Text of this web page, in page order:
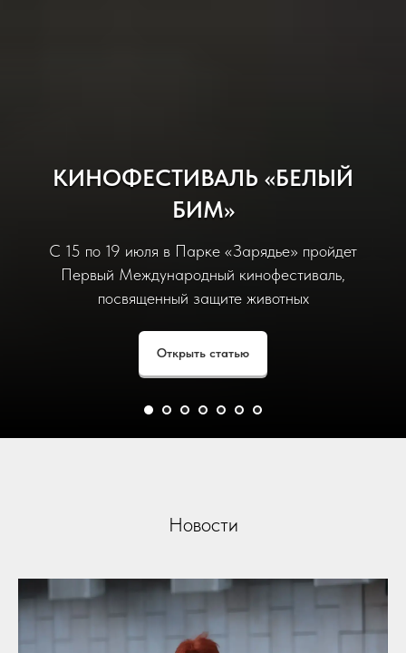
КИНОФЕСТИВАЛЬ «БЕЛЫЙ
БИМ»
С 15 по 19 июля в Парке «Зарядье» пройдет
Первый Международный кинофестиваль,
посвященный защите животных
Открыть статью
Новости